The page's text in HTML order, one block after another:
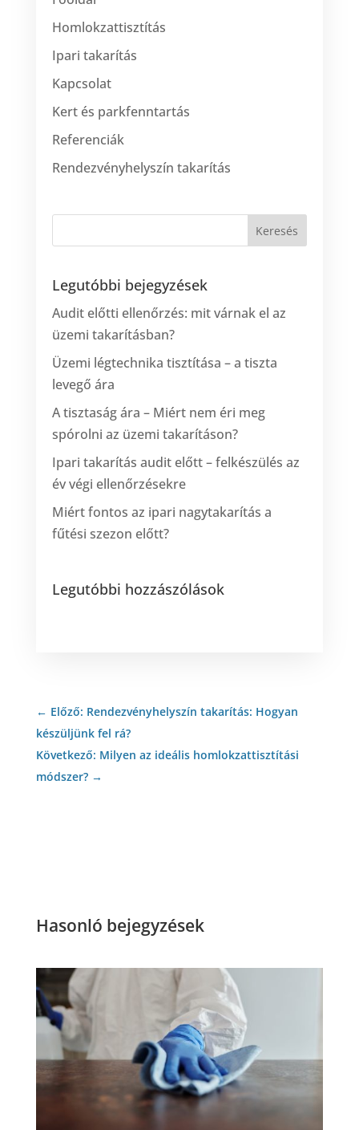
Homlokzattisztítás
Ipari takarítás
Kapcsolat
Kert és parkfenntartás
Referenciák
Rendezvényhelyszín takarítás
Legutóbbi bejegyzések
Audit előtti ellenőrzés: mit várnak el az
üzemi takarításban?
Üzemi légtechnika tisztítása – a tiszta
levegő ára
A tisztaság ára – Miért nem éri meg
spórolni az üzemi takarításon?
Ipari takarítás audit előtt – felkészülés az
év végi ellenőrzésekre
Miért fontos az ipari nagytakarítás a
fűtési szezon előtt?
Legutóbbi hozzászólások
← Előző: Rendezvényhelyszín takarítás: Hogyan
készüljünk fel rá?
Következő: Milyen az ideális homlokzattisztítási
módszer?→
Hasonló bejegyzések